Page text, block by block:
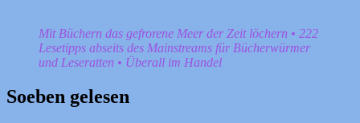
Mit Büchern das gefrorene Meer der Zeit löchern • 222
Lesetipps abseits des Mainstreams für Bücherwürmer
und Leseratten • Überall im Handel
Soeben gelesen